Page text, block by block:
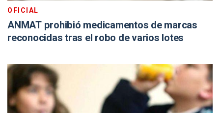
OFICIAL
ANMAT prohibió medicamentos de marcas
reconocidas tras el robo de varios lotes